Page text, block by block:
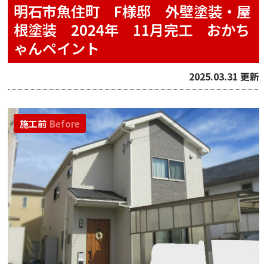
明石市魚住町 F様邸 外壁塗装・屋
根塗装 2024年 11月完工 おかち
ゃんペイント
2025.03.31 更新
施工前 Before